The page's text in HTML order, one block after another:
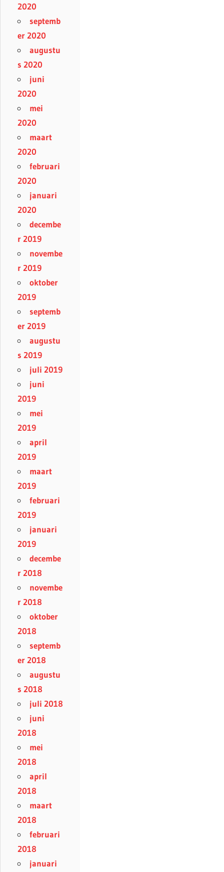
2020
septemb
er 2020
augustu
s 2020
juni
2020
mei
2020
maart
2020
februari
2020
januari
2020
decembe
r 2019
novembe
r 2019
oktober
2019
septemb
er 2019
augustu
s 2019
juli 2019
juni
2019
mei
2019
april
2019
maart
2019
februari
2019
januari
2019
decembe
r 2018
novembe
r 2018
oktober
2018
septemb
er 2018
augustu
s 2018
juli 2018
juni
2018
mei
2018
april
2018
maart
2018
februari
2018
januari